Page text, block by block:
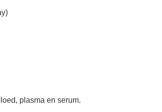
plasma en serum.